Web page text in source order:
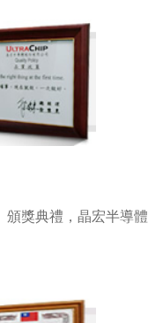
獎典禮，晶宏半導體